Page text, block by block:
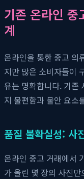
기존 온라인 중
계
온라인을 통한 중고 의
지만 많은 소비자들이
유는 명확합니다. 기존
지 불편함과 불안 요소
품질 불확실성: 사
온라인 중고 거래에서
가 올린 몇 장의 사진